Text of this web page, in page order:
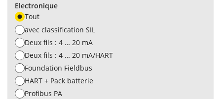
Electronique
Tout
avec classification SIL
Deux fils : 4 … 20 mA
Deux fils : 4 … 20 mA/HART
Foundation Fieldbus
HART + Pack batterie
Profibus PA